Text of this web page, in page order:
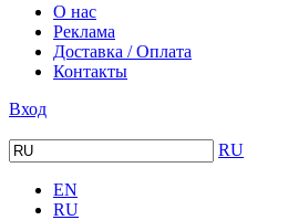
О нас
Реклама
Доставка / Оплата
Контакты
Вход
RU
EN
RU